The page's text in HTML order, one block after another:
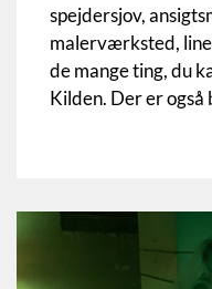
spejdersjov,
malerværksted,
de mange ting, du
Kilden. Der er også